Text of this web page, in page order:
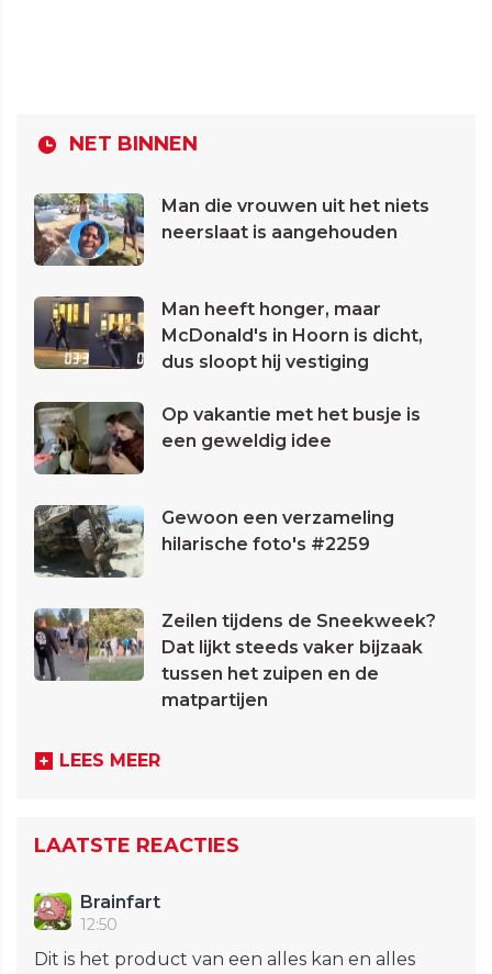
NET BINNEN
Man die vrouwen uit het niets
neerslaat is aangehouden
Man heeft honger, maar
McDonald's in Hoorn is dicht,
dus sloopt hij vestiging
Op vakantie met het busje is
een geweldig idee
Gewoon een verzameling
hilarische foto's #2259
Zeilen tijdens de Sneekweek?
Dat lijkt steeds vaker bijzaak
tussen het zuipen en de
matpartijen
LEES MEER
LAATSTE REACTIES
Brainfart
12:50
Dit is het product van een alles kan en alles